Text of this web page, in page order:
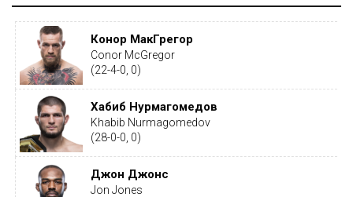
Конор МакГрегор
Conor McGregor
(22-4-0, 0)
Хабиб Нурмагомедов
Khabib Nurmagomedov
(28-0-0, 0)
Джон Джонс
Jon Jones